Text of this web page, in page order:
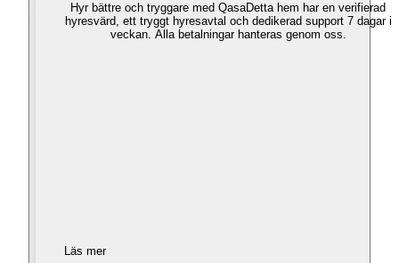
Hyr bättre och tryggare med QasaDetta hem har en verifierad
hyresvärd, ett tryggt hyresavtal och dedikerad support 7 dagar i
veckan. Alla betalningar hanteras genom oss.
Läs mer